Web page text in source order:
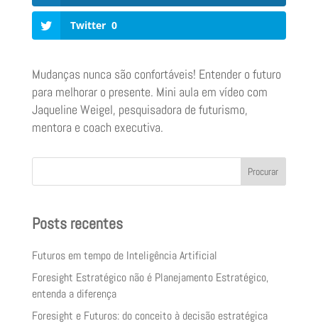
Twitter 0
Mudanças nunca são confortáveis! Entender o futuro
para melhorar o presente. Mini aula em vídeo com
Jaqueline Weigel, pesquisadora de futurismo,
mentora e coach executiva.
Procurar
Posts recentes
Futuros em tempo de Inteligência Artificial
Foresight Estratégico não é Planejamento Estratégico,
entenda a diferença
Foresight e Futuros: do conceito à decisão estratégica